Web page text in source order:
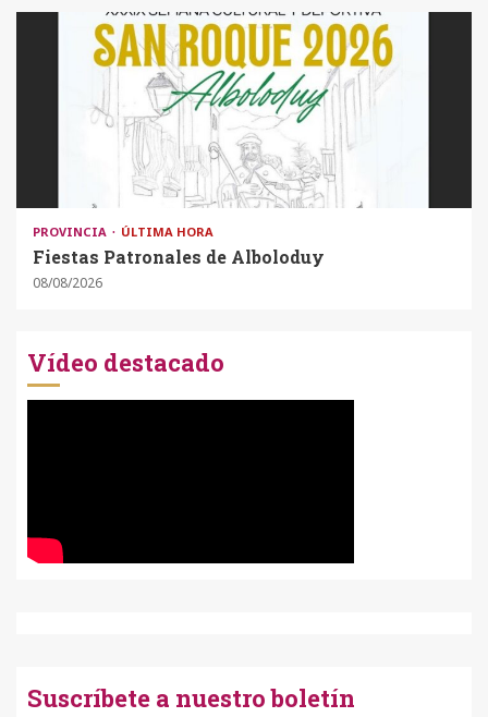
PROVINCIA ÚLTIMA HORA
Fiestas Patronales de Alboloduy
08/08/2026
Vídeo destacado
Suscríbete a nuestro boletín